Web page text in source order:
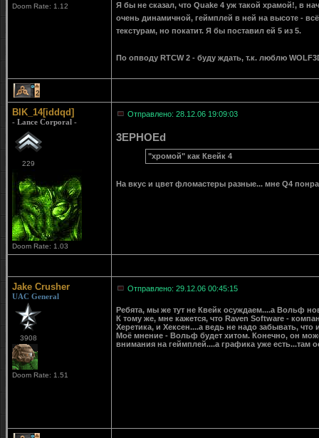
Doom Rate: 1.12
Я бы не сказал, что Quake 4 уж такой храмой!, в
очень динамичной, геймплей в ней на высоте -
текстурам, но покатит. Я бы поставил ей 5 из 5.
По опводу RTCW 2 - буду ждать, т.к. люблю
2
BIK_14[iddqd]
- Lance Corporal -
229
Doom Rate: 1.03
Отправлено: 28.12.06 19:09:03
3EPHOEd
"хромой" как Квейк 4
На вкус и цвет фломастеры разные... мне Q4
Jake Crusher
UAC General
3908
Doom Rate: 1.51
Отправлено: 29.12.06 00:45:15
Ребята, мы же тут не Квейк осуждаем....а Вольф
К тому же, мне кажется, что Raven Software -
Херетика, и Хексен....а ведь не надо забывать,
Моё мнение - Вольф будет хитом. Конечно, он
внимания на геймплей....а графика уже есть...там